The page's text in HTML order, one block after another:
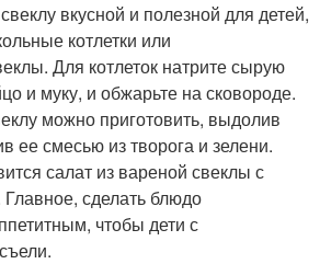
вкусной и полезной для детей,
котлетки или
Для котлеток натрите сырую
и муку, и обжарьте на сковороде.
можно приготовить, выдолив
ее смесью из творога и зелени.
салат из вареной свеклы с
сделать блюдо
чтобы дети с